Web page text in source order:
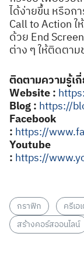
ได้ง่ายขึ้น หรือก
Call to Action
ด้วย End
ต่าง ๆ ให้ติดตาม
ติดตามความรู้เ
Website :
Blog : https://
Facebook
: https://
Youtube
: https://
กราฟิก ครีเอ
สร้างคอร์สออนไลน์